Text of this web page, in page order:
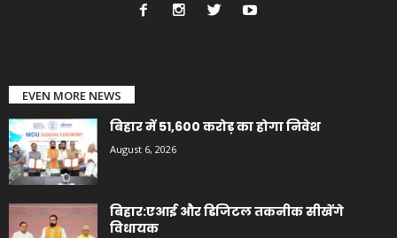
EVEN MORE NEWS
बिहार में 51,600 करोड़ का होगा निवेश
August 6, 2026
बिहार:एआई और डिजिटल तकनीक सीखेंगे
विधायक